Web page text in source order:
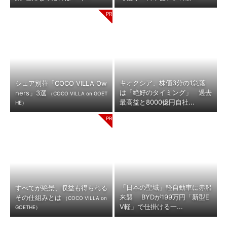
シェア別荘「COCO VILLA Ow
ners」3選
（COCO VILLA on GOET
HE）
キオクシア、株価3分の1急落
は「絶好のタイミング」 過去
最高益と8000億円自社...
すべてが絶景、収益も得られる
その仕組みとは
（COCO VILLA on
GOETHE）
「日本の聖域」軽自動車に赤船
来襲 BYDが199万円「新型E
V軽」で仕掛ける一...